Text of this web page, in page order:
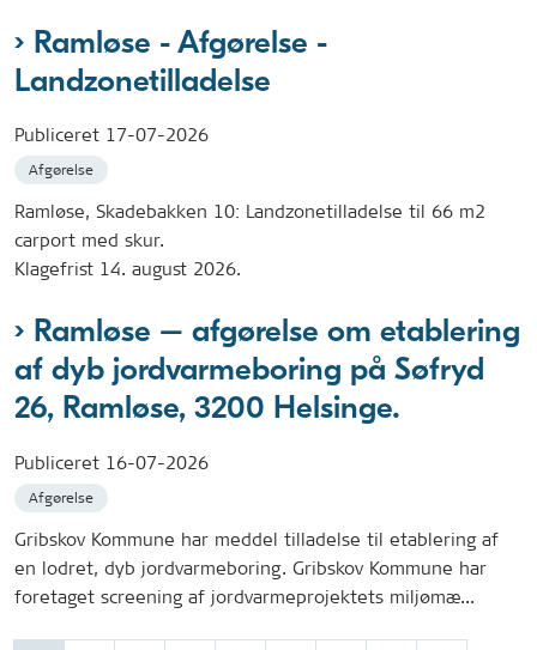
Ramløse - Afgørelse -
Landzonetilladelse
Publiceret 17-07-2026
Afgørelse
Ramløse, Skadebakken 10: Landzonetilladelse til 66 m2
carport med skur.
Klagefrist 14. august 2026.
Ramløse – afgørelse om etablering
af dyb jordvarmeboring på Søfryd
26, Ramløse, 3200 Helsinge.
Publiceret 16-07-2026
Afgørelse
Gribskov Kommune har meddel tilladelse til etablering af
en lodret, dyb jordvarmeboring. Gribskov Kommune har
foretaget screening af jordvarmeprojektets miljømæ...